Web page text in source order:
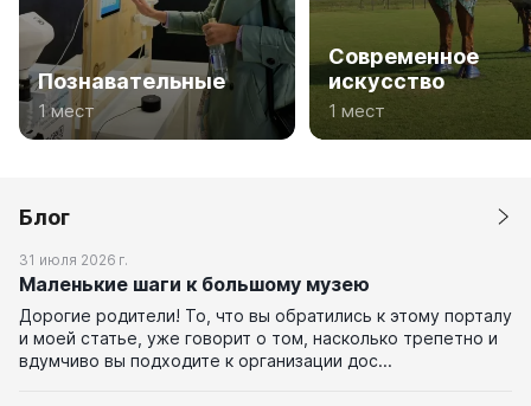
Познавательные
1 мест
Современное
искусство
1 мест
Блог
31 июля 2026 г.
Маленькие шаги к большому музею
Дорогие родители! То, что вы обратились к этому порталу
и моей статье, уже говорит о том, насколько трепетно и
вдумчиво вы подходите к организации дос...